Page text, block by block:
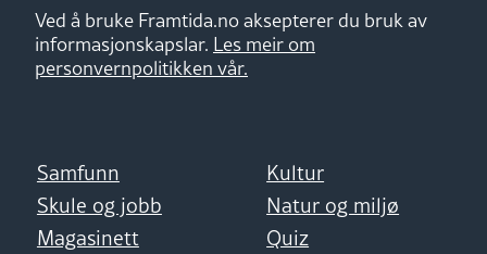
Ved å bruke Framtida.no aksepterer du bruk av
informasjonskapslar. Les meir om
personvernpolitikken vår.
Samfunn
Kultur
Skule og jobb
Natur og miljø
Magasinett
Quiz